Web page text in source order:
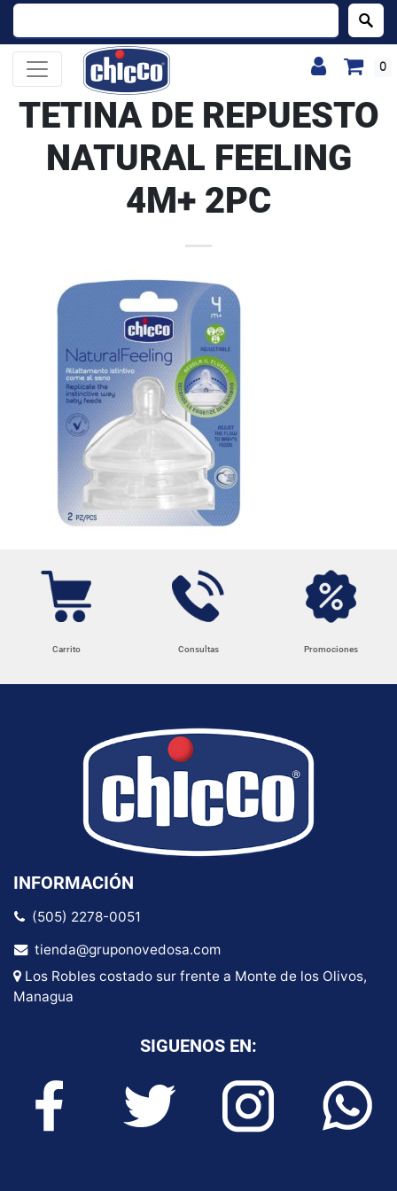
Buscar:
0
TETINA DE REPUESTO
NATURAL FEELING
4M+ 2PC
Carrito Consultas Promociones
INFORMACIÓN
(505) 2278-0051
tienda@gruponovedosa.com
Los Robles costado sur frente a Monte de los Olivos,
Managua
SIGUENOS EN: